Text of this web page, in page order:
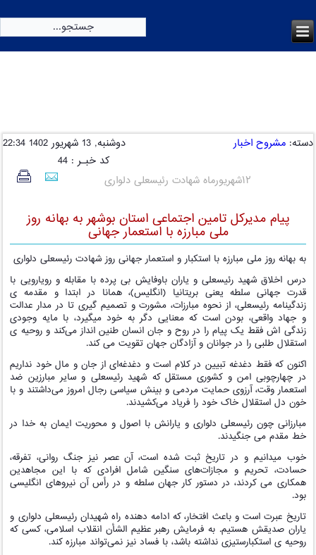
دسته:مشروح اخبار
دوشنبه, 13 شهریور 1402 22:34
کد خبـر : 44
۱۲شهریورماه شهادت رئیسعلی دلواری
پیام مدیرکل تامین اجتماعی استان بوشهر به بهانه روز
ملی مبارزه با استعمار جهانی
به بهانه روز ملی مبارزه با استکبار و استعمار جهانی روز شهادت رئیسعلی دلواری
درس اخلاق شهید رئیسعلی و یاران باوفایش بی پرده با مقابله و رویارویی با
قدرت جهانی سلطه یعنی بریتانیا (انگلیس)، همانا در ابتدا و مقدمه ی
زندگینامه رئیسعلی، از نحوه مبارزات، مشورت و تصمیم گیری تا در مدار عدالت
و جهاد واقعی، بودن است که معنایی دگر به خود میگیرد، با مایه وجودی
زندگی اش فقط یک پیام را در روح و جان انسان طنین انداز می‌کند و روحیه ی
استقلال طلبی را در جوانان و آزادگان جهان تقویت می کند.
اکنون که فقط دغدغه تبیین در کلام است و دغدغه‌ای از جان و مال خود نداریم
در چهارچوبی امن و کشوری مستقل که شهید رئیسعلی و سایر مبارزین ضد
استعمار وقت، آرزوی حمایت مردمی و بینش سیاسی رجال امروز می‌داشتند و با
خون دل استقلال خاک خود را فریاد می‌کشیدند.
مبارزانی چون رئیسعلی دلواری و یارانش با اصول و محوریت ایمان به خدا در
خط مقدم می جنگیدند.
خوب میدانیم و در تاریخ ثبت شده است، آن عصر نیز جنگ روانی، تفرقه،
حسادت، تحریم و مجازات‌های سنگین شامل افرادی که با این مجاهدین
همکاری می‌ کردند، در دستور کار جهان سلطه و در رأس آن نیروهای انگلیسی
بود.
تاریخ عبرت است و باعث افتخار، که ادامه دهنده راه شهیدان رئیسعلی دلواری و
یاران صدیقش هستیم. به فرمایش رهبر عظیم‌ الشأن انقلاب اسلامی، کسی که
روحیه ی استکبارستیزی نداشته باشد، با فساد نیز نمی‌تواند مبارزه کند.